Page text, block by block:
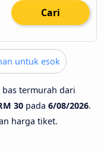
Cari
untuk esok
termurah dari
30 pada 6/08/2026.
harga tiket.